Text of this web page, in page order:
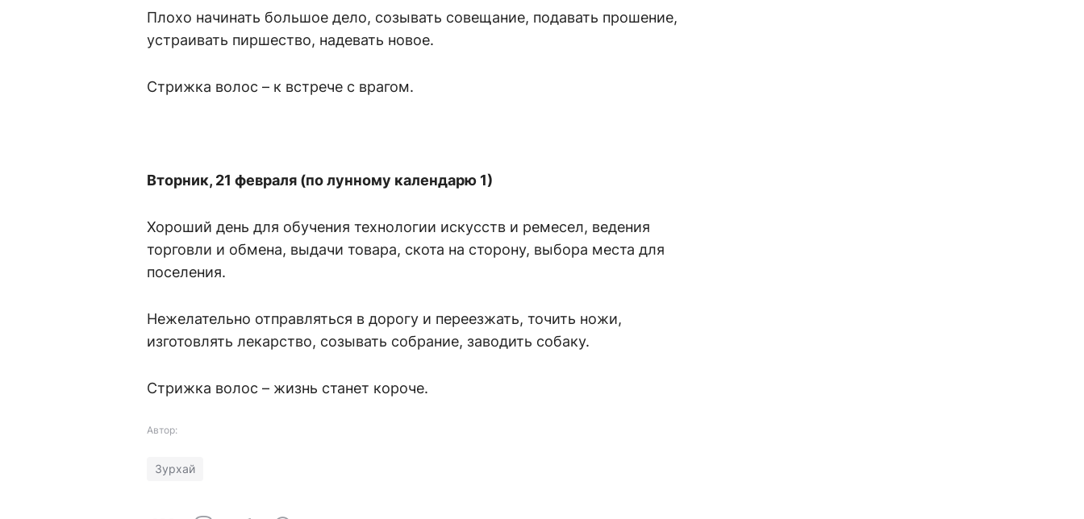
Плохо начинать большое дело, созывать совещание, подавать прошение,
устраивать пиршество, надевать новое.
Стрижка волос – к встрече с врагом.
Вторник, 21 февраля (по лунному календарю 1)
Хороший день для обучения технологии искусств и ремесел, ведения
торговли и обмена, выдачи товара, скота на сторону, выбора места для
поселения.
Нежелательно отправляться в дорогу и переезжать, точить ножи,
изготовлять лекарство, созывать собрание, заводить собаку.
Стрижка волос – жизнь станет короче.
Автор:
Зурхай